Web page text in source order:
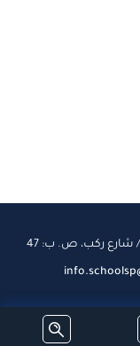
/ شارع ركب، ص. ب: 47
اشترك